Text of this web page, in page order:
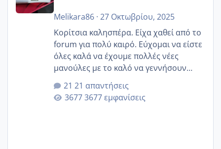
Melikara86· 27 Οκτωβρίου, 2025
Κορίτσια καλησπέρα. Είχα χαθεί από το
forum για πολύ καιρό. Εύχομαι να είστε
όλες καλά να έχουμε πολλές νέες
μανούλες με το καλό να γεννήσουν
αυτές που ήδη περιμένουν. Να πάρουν
γερα μωράκια στην αγκαλίτσα τους
🙏🏼🙏🏼 Ας πάμε λοιπόν στο θέμα μου.
21 απαντήσεις
3677 εμφανίσεις